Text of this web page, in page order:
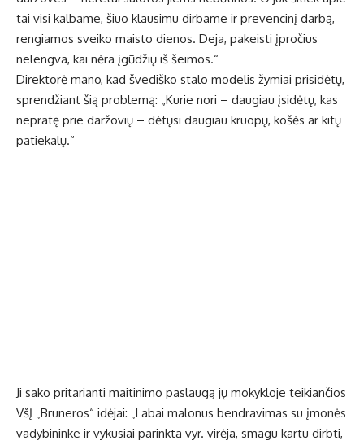
tai visi kalbame, šiuo klausimu dirbame ir prevencinį darbą,
rengiamos sveiko maisto dienos. Deja, pakeisti įpročius
nelengva, kai nėra įgūdžių iš šeimos.“
Direktorė mano, kad švediško stalo modelis žymiai prisidėtų,
sprendžiant šią problemą: „Kurie nori – daugiau įsidėtų, kas
nepratę prie daržovių – dėtųsi daugiau kruopų, košės ar kitų
patiekalų.“
Ji sako pritarianti maitinimo paslaugą jų mokykloje teikiančios
VšĮ „Bruneros“ idėjai: „Labai malonus bendravimas su įmonės
vadybininke ir vykusiai parinkta vyr. virėja, smagu kartu dirbti,